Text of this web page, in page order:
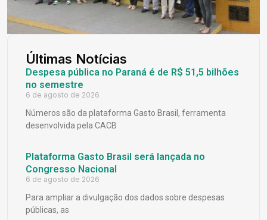
Últimas Notícias
Despesa pública no Paraná é de R$ 51,5 bilhões
no semestre
6 de agosto de 2026
Números são da plataforma Gasto Brasil, ferramenta
desenvolvida pela CACB
Plataforma Gasto Brasil será lançada no
Congresso Nacional
6 de agosto de 2026
Para ampliar a divulgação dos dados sobre despesas
públicas, as